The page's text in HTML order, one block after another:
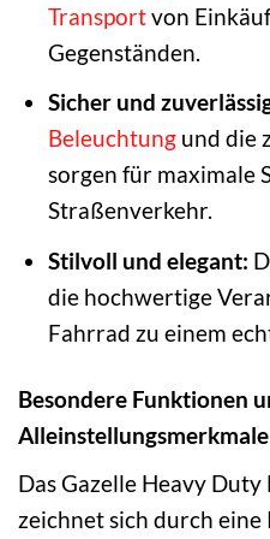
Transportvon
Gegenständen.
Sicher und
Beleuchtungund die
sorgen für maximale
Straßenverkehr.
Stilvoll und elegant:
die hochwertige
Fahrrad zu einem
Besondere Funktionen
Alleinstellungsmerkmale
Das Gazelle Heavy Duty
zeichnet sich durch eine